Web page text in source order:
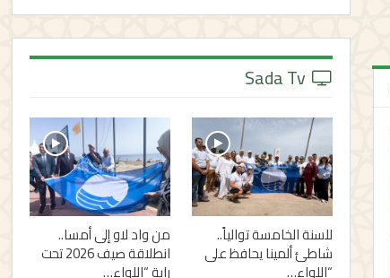
للسنة الخامسة توالياً..
شاطئ ألمينا يحافظ على
“اللواء…
من واد لاو إلى أمسا..
انطلاقة صيف 2026 تحت
راية “اللواء…